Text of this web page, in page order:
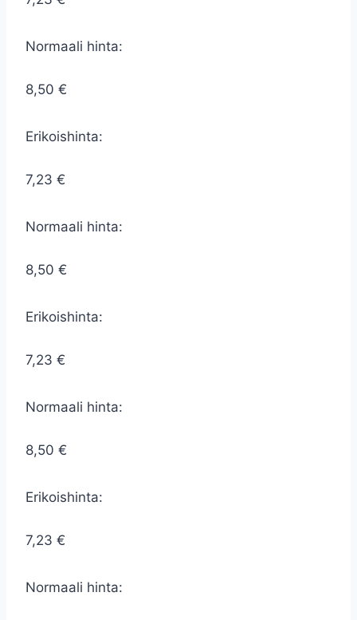
Normaali hinta:
8,50 €
Erikoishinta:
7,23 €
Normaali hinta:
8,50 €
Erikoishinta:
7,23 €
Normaali hinta:
8,50 €
Erikoishinta:
7,23 €
Normaali hinta: